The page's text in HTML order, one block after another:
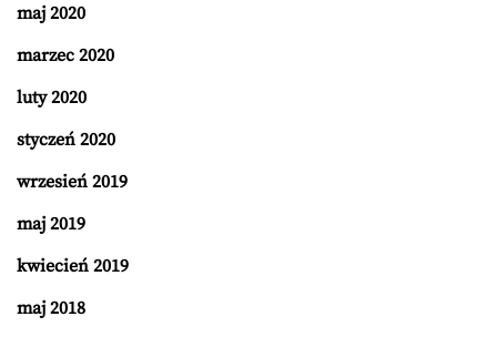
maj 2020
marzec 2020
luty 2020
styczeń 2020
wrzesień 2019
maj 2019
kwiecień 2019
maj 2018